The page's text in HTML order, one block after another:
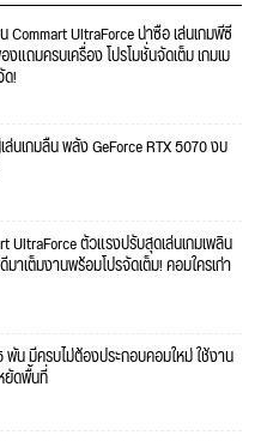
Commart UltraForce น่าซื้อ เล่นเกมพีซี
งแถมครบเครื่อง โปรโมชั่นจัดเต็ม เกมเม
!
นเกมลื่น พลัง GeForce RTX 5070 งบ
UltraForce ตัวแรงปรับสุดเล่นเกมเพลิน
าเต็มงานพร้อมโปรจัดเต็ม! คอมใครเก่า
น มีครบไม่ต้องประกอบคอมใหม่ ใช้งาน
ยัดพื้นที่